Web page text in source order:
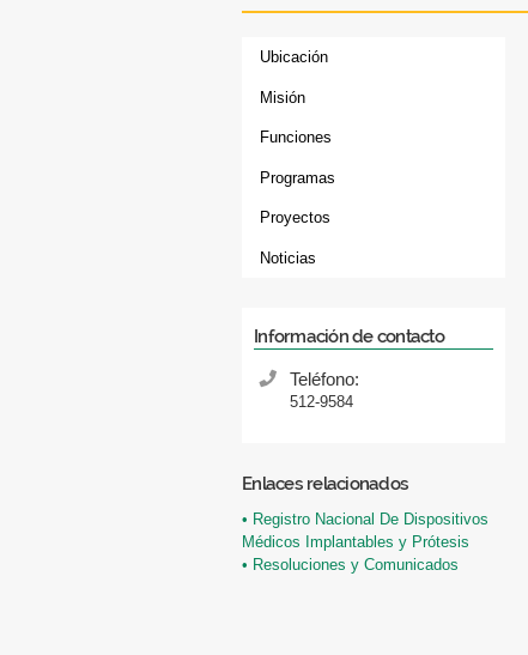
Ubicación
Misión
Funciones
Programas
Proyectos
Noticias
Información de contacto
Teléfono:
512-9584
Enlaces relacionados
• Registro Nacional De Dispositivos
Médicos Implantables y Prótesis
• Resoluciones y Comunicados